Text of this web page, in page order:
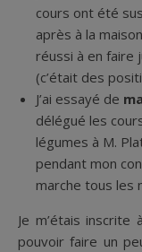
cours ont été
après à la
réussi à en faire
(c’était des
J’ai essayé de
délégué les
légumes à M.
pendant mon
marche tous les
Je m’étais inscrite
pouvoir faire un